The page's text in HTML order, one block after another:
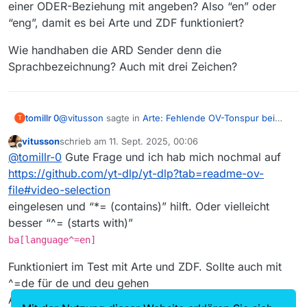
VA-STA-audio_0-Französisch
VA-STA-audio_0-
VA-STA-428                                    mp4
VA-STA-728                                    mp4
VA-STA-2031                                   mp4
gerade lustig sind
einer ODER-Beziehung mit angeben? Also “en” oder
“eng”, damit es bei Arte und ZDF funktioniert?
Wie handhaben die ARD Sender denn die
Sprachbezeichnung? Auch mit drei Zeichen?
T tomillr 0@vitusson sagte in Arte: Fehlende OV-Tonspur bei
“en” funktioniert meiner Erfahrung nach
zuverlässiger als hier zB “A-STA-audio_0-
Englisch__Original_” zu nehmen, weil diese
Formatbeschreibung wirklich wechselt.
Beim ZDF hingegen muß man “eng” angeben,
weil das ZDF ist das ZDF und die machen alles
Kann man einfach beide Parameter vielleicht auch in
einer ODER-Beziehung mit angeben? Also “en” oder
“eng”, damit es bei Arte und ZDF funktioniert?
Wie handhaben die ARD Sender denn die
Sprachbezeichnung? Auch mit drei Zeichen?
Offline
vitussonschrieb am 11. Sept. 2025, 00:06
zuletzt editiert von
@tomillr-0 Gute Frage und ich hab mich nochmal auf
https://github.com/yt-dlp/yt-dlp?tab=readme-ov-
file#video-selection
eingelesen und “*= (contains)” hilft. Oder vielleicht
besser “^= (starts with)”
ba[language^=en]
Funktioniert im Test mit Arte und ZDF. Sollte auch mit
^=de für de und deu gehen
Aber die ganzen yt-dlp Feinheiten sind langsam OT hier